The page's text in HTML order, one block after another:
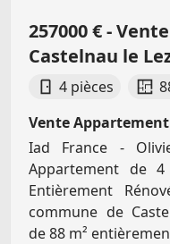
257000 € -
Castelnau le
4 pièces
Vente Appartement
Iad France -
Appartement de 4
Entièrement
commune de
de 88 m²